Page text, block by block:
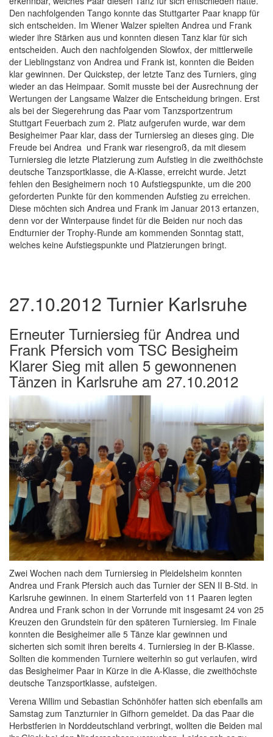
Den nachfolgenden Tango konnte das Stuttgarter Paar knapp für
sich entscheiden. Im Wiener Walzer spielten Andrea und Frank
wieder ihre Stärken aus und konnten diesen Tanz klar für sich
entscheiden. Auch den nachfolgenden Slowfox, der mittlerweile
der Lieblingstanz von Andrea und Frank ist, konnten die Beiden
klar gewinnen. Der Quickstep, der letzte Tanz des Turniers, ging
wieder an das Heimpaar. Somit musste bei der Ausrechnung der
Wertungen der Langsame Walzer die Entscheidung bringen. Erst
als bei der Siegerehrung das Paar vom Tanzsportzentrum
Stuttgart Feuerbach zum 2. Platz aufgerufen wurde, war dem
Besigheimer Paar klar, dass der Turniersieg an dieses ging. Die
Freude bei Andrea und Frank war riesengroß, da mit diesem
Turniersieg die letzte Platzierung zum Aufstieg in die zweithöchste
deutsche Tanzsportklasse, die A-Klasse, erreicht wurde. Jetzt
fehlen den Besigheimern noch 10 Aufstiegspunkte, um die 200
geforderten Punkte für den kommenden Aufstieg zu erreichen.
Diese möchten sich Andrea und Frank im Januar 2013 ertanzen,
denn vor der Winterpause findet für die Beiden nur noch das
Endturnier der Trophy-Runde am kommenden Sonntag statt,
welches keine Aufstiegspunkte und Platzierungen bringt.
27.10.2012 Turnier Karlsruhe
Erneuter Turniersieg für Andrea und
Frank Pfersich vom TSC Besigheim
Klarer Sieg mit allen 5 gewonnenen
Tänzen in Karlsruhe am 27.10.2012
Zwei Wochen nach dem Turniersieg in Pleidelsheim konnten
Andrea und Frank Pfersich auch das Turnier der SEN II B-Std. in
Karlsruhe gewinnen. In einem Starterfeld von 11 Paaren legten
Andrea und Frank schon in der Vorrunde mit insgesamt 24 von 25
Kreuzen den Grundstein für den späteren Turniersieg. Im Finale
konnten die Besigheimer alle 5 Tänze klar gewinnen und
sicherten sich somit ihren bereits 4. Turniersieg in der B-Klasse.
Sollten die kommenden Turniere weiterhin so gut verlaufen, wird
das Besigheimer Paar in Kürze in die A-Klasse, die zweithöchste
deutsche Tanzsportklasse, aufsteigen.
Verena Willim und Sebastian Schönhöfer hatten sich ebenfalls am
Samstag zum Tanzturnier in Gifhorn gemeldet. Da das Paar die
Herbstferien in Norddeutschland verbringt, wollten die Beiden mal